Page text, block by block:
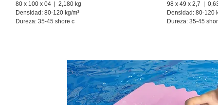
80 x 100 x 04 | 2,180 kg
Densidad: 80-120 kg/m³
Dureza: 35-45 shore c
98 x 49 x 2,7 |
Densidad: 80-120
Dureza: 35-45